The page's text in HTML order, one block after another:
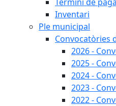
Inventari
Ple municipal
Convocatòries
2026 -
2025 -
2024 -
2023 -
2022 -